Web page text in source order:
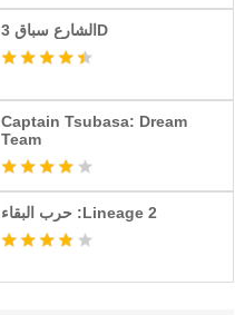
الشارع سباق 3D
Captain Tsubasa: Dream
Team
حرب البقاء :Lineage 2